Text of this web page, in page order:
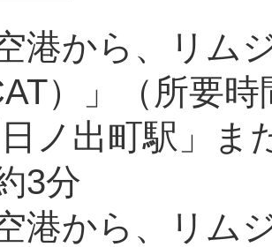
港から、リム
）」（所要
ノ出町駅」ま
3分
港から、リム